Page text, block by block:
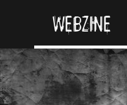
WEBZINE